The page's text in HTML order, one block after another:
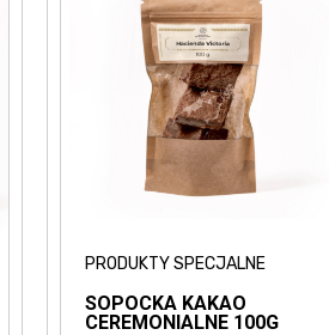
PRODUKTY SPECJALNE
SOPOCKA KAKAO
CEREMONIALNE 100G